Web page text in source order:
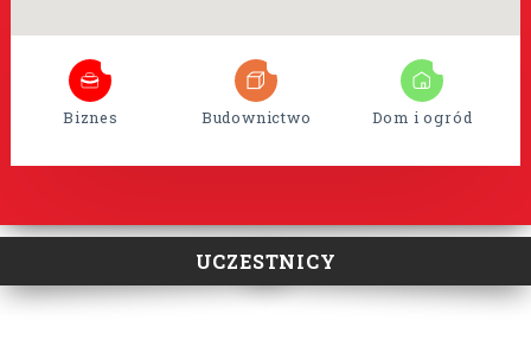
Biznes Budownictwo Dom i ogród
UCZESTNICY